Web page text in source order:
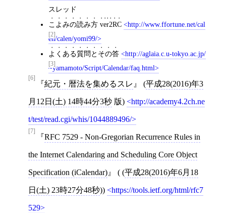
スレッド
[2]
こよみの読み方 ver2RC
http://www.ffortune.net/cal
en/calen/yomi99/
[3]
よくある質問とその答
http://aglaia.c.u-tokyo.ac.jp/
~yamamoto/Script/Calendar/faq.html
[6]
紀元・暦法を集めるスレ (平成28(2016)年3
月12日(土) 14時44分3秒 版) http://academy4.2ch.ne
t/test/read.cgi/whis/1044889496/
[7]
RFC 7529 - Non-Gregorian Recurrence Rules in
the Internet Calendaring and Scheduling Core Object
Specification (iCalendar) ( (平成28(2016)年6月18
日(土) 23時27分48秒)) https://tools.ietf.org/html/rfc7
529